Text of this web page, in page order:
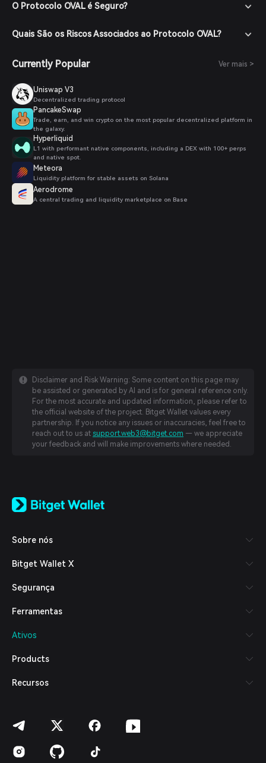
O Protocolo OVAL é Seguro?
Quais São os Riscos Associados ao Protocolo OVAL?
Currently Popular Ver mais >
Uniswap V3
Decentralized trading protocol
PancakeSwap
Trade, earn, and win crypto on the most popular decentralized platform in
the galaxy.
Hyperliquid
L1 with performant native components, including a DEX with 100+ perps
and native spot.
Meteora
Liquidity platform for stable assets on Solana
Aerodrome
A central trading and liquidity marketplace on Base
Disclaimer and Risk Warning: Some content on this page may
be assisted or generated by AI and is for general reference only.
For the most accurate and updated information, please refer to
the official website of the project. Bitget Wallet values every
partnership. If you notice any issues or inaccuracies, feel free to
reach out to us at support.web3@bitget.com — we appreciate
your feedback and will make improvements where needed.
日本語
Español (Latinoamérica)
Italiano
Deutsch
繁體中文
Bahasa Indonesia
हिन्दी
Español (Argentina)
Sobre nós
Bitget Wallet X
Segurança
Ferramentas
Ativos
Products
Recursos